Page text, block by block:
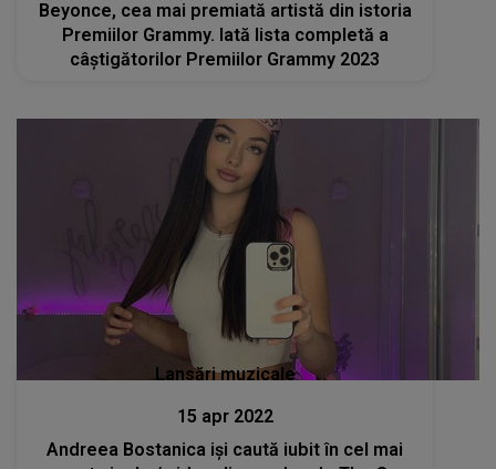
Beyonce, cea mai premiată artistă din istoria
Premiilor Grammy. Iată lista completă a
câștigătorilor Premiilor Grammy 2023
Lansări muzicale
15 apr 2022
Andreea Bostanica iși caută iubit în cel mai